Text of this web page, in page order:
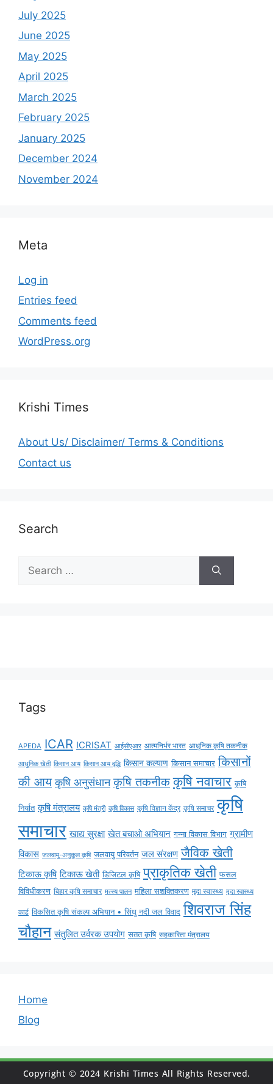
July 2025
June 2025
May 2025
April 2025
March 2025
February 2025
January 2025
December 2024
November 2024
Meta
Log in
Entries feed
Comments feed
WordPress.org
Krishi Times
About Us/ Disclaimer/ Terms & Conditions
Contact us
Search
Tags
APEDA ICAR ICRISAT आईसीएआर आत्मनिर्भर भारत आधुनिक कृषि तकनीक
आधुनिक खेती किसान आय किसान आय वृद्धि किसान कल्याण किसान समाचार किसानों
की आय कृषि अनुसंधान कृषि तकनीक कृषि नवाचार कृषि
निर्यात कृषि मंत्रालय कृषि मंत्री कृषि विकास कृषि विज्ञान केंद्र कृषि समाचर कृषि
समाचार खाद्य सुरक्षा खेत बचाओ अभियान गन्ना विकास विभाग ग्रामीण
विकास जलवायु-अनुकूल कृषि जलवायु परिवर्तन जल संरक्षण जैविक खेती
टिकाऊ कृषि टिकाऊ खेती डिजिटल कृषि प्राकृतिक खेती फसल
विविधीकरण बिहार कृषि समाचार मत्स्य पालन महिला सशक्तिकरण मृदा स्वास्थ्य मृदा स्वास्थ्य
कार्ड विकसित कृषि संकल्प अभियान • सिंधु नदी जल विवाद शिवराज सिंह
चौहान संतुलित उर्वरक उपयोग सतत कृषि सहकारिता मंत्रालय
Home
Blog
Copyright © 2024 Krishi Times All Rights Reserved.